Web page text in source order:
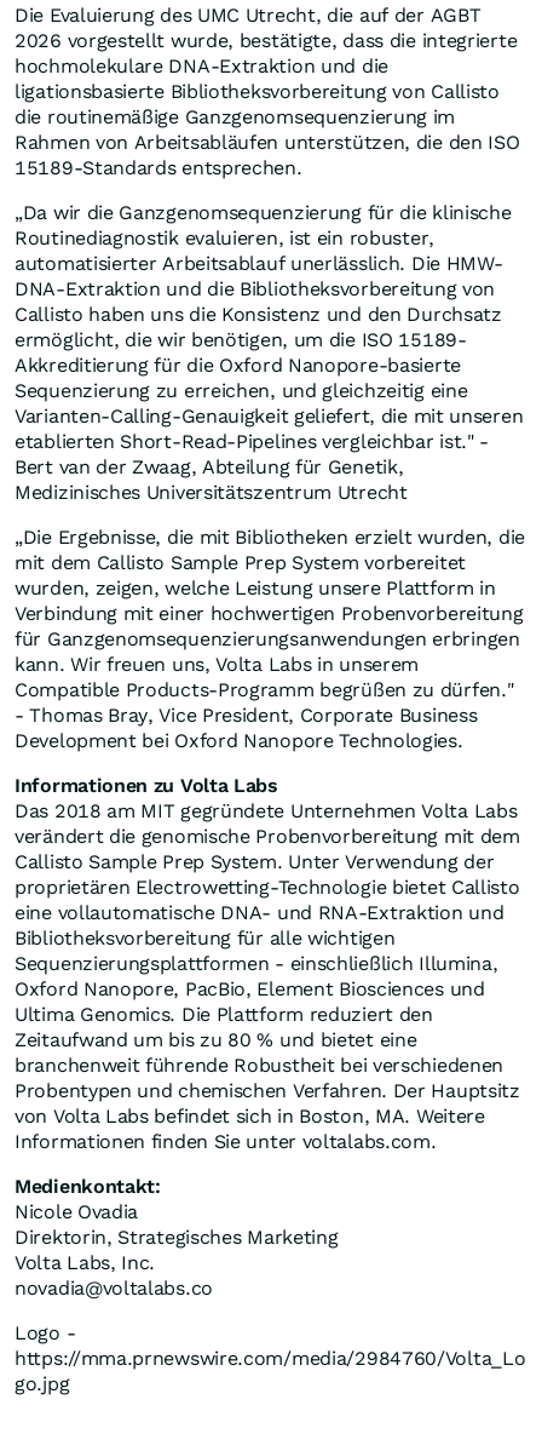
Die Evaluierung des UMC Utrecht, die auf der AGBT
2026 vorgestellt wurde, bestätigte, dass die integrierte
hochmolekulare DNA-Extraktion und die
ligationsbasierte Bibliotheksvorbereitung von Callisto
die routinemäßige Ganzgenomsequenzierung im
Rahmen von Arbeitsabläufen unterstützen, die den ISO
15189-Standards entsprechen.
„Da wir die Ganzgenomsequenzierung für die klinische
Routinediagnostik evaluieren, ist ein robuster,
automatisierter Arbeitsablauf unerlässlich. Die HMW-
DNA-Extraktion und die Bibliotheksvorbereitung von
Callisto haben uns die Konsistenz und den Durchsatz
ermöglicht, die wir benötigen, um die ISO 15189-
Akkreditierung für die Oxford Nanopore-basierte
Sequenzierung zu erreichen, und gleichzeitig eine
Varianten-Calling-Genauigkeit geliefert, die mit unseren
etablierten Short-Read-Pipelines vergleichbar ist." -
Bert van der Zwaag, Abteilung für Genetik,
Medizinisches Universitätszentrum Utrecht
„Die Ergebnisse, die mit Bibliotheken erzielt wurden, die
mit dem Callisto Sample Prep System vorbereitet
wurden, zeigen, welche Leistung unsere Plattform in
Verbindung mit einer hochwertigen Probenvorbereitung
für Ganzgenomsequenzierungsanwendungen erbringen
kann. Wir freuen uns, Volta Labs in unserem
Compatible Products-Programm begrüßen zu dürfen."
- Thomas Bray, Vice President, Corporate Business
Development bei Oxford Nanopore Technologies.
Informationen zu Volta Labs
Das 2018 am MIT gegründete Unternehmen Volta Labs
verändert die genomische Probenvorbereitung mit dem
Callisto Sample Prep System. Unter Verwendung der
proprietären Electrowetting-Technologie bietet Callisto
eine vollautomatische DNA- und RNA-Extraktion und
Bibliotheksvorbereitung für alle wichtigen
Sequenzierungsplattformen - einschließlich Illumina,
Oxford Nanopore, PacBio, Element Biosciences und
Ultima Genomics. Die Plattform reduziert den
Zeitaufwand um bis zu 80 % und bietet eine
branchenweit führende Robustheit bei verschiedenen
Probentypen und chemischen Verfahren. Der Hauptsitz
von Volta Labs befindet sich in Boston, MA. Weitere
Informationen finden Sie unter voltalabs.com.
Medienkontakt:
Nicole Ovadia
Direktorin, Strategisches Marketing
Volta Labs, Inc.
novadia@voltalabs.co
Logo -
https://mma.prnewswire.com/media/2984760/Volta_Lo
go.jpg